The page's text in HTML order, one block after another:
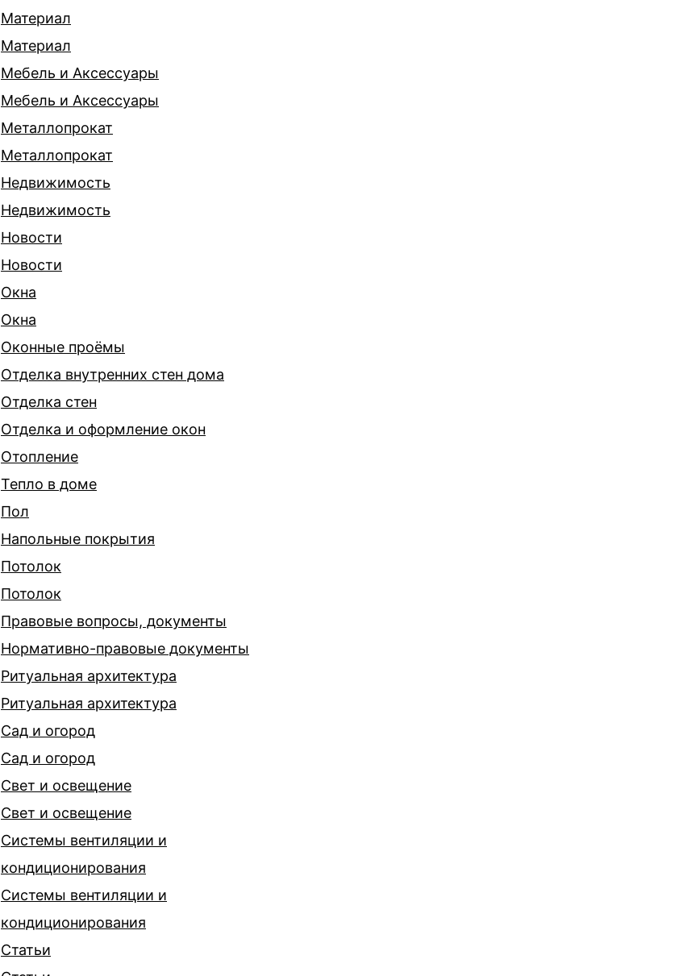
Материал
Материал
Мебель и Аксессуары
Мебель и Аксессуары
Металлопрокат
Металлопрокат
Недвижимость
Недвижимость
Новости
Новости
Окна
Окна
Оконные проёмы
Отделка внутренних стен дома
Отделка стен
Отделка и оформление окон
Отопление
Тепло в доме
Пол
Напольные покрытия
Потолок
Потолок
Правовые вопросы, документы
Нормативно-правовые документы
Ритуальная архитектура
Ритуальная архитектура
Сад и огород
Сад и огород
Свет и освещение
Свет и освещение
Системы вентиляции и
кондиционирования
Системы вентиляции и
кондиционирования
Статьи